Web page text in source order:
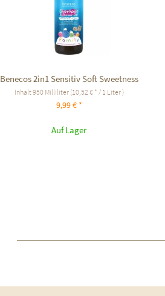
Benecos 2in1 Sensitiv Soft Sweetness
Inhalt950 Milliliter (10,52 € * / 1 Liter )
9,99 € *
Auf Lager